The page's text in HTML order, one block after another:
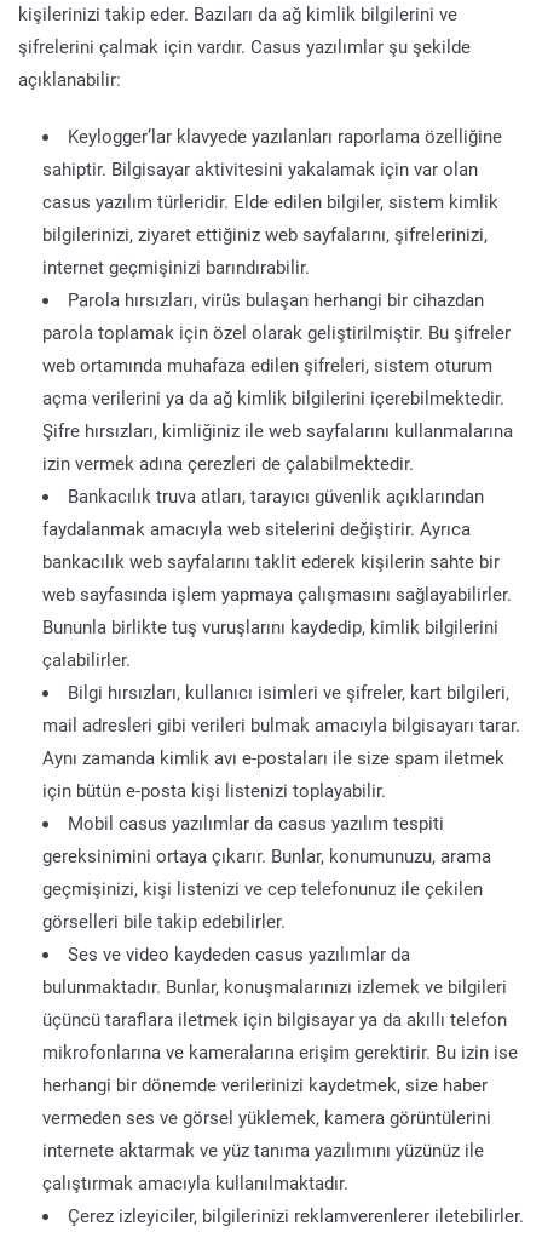
kişilerinizi takip eder. Bazıları da ağ kimlik bilgilerini ve
şifrelerini çalmak için vardır. Casus yazılımlar şu şekilde
açıklanabilir:
Keylogger’lar klavyede yazılanları raporlama özelliğine
sahiptir. Bilgisayar aktivitesini yakalamak için var olan
casus yazılım türleridir. Elde edilen bilgiler, sistem kimlik
bilgilerinizi, ziyaret ettiğiniz web sayfalarını, şifrelerinizi,
internet geçmişinizi barındırabilir.
Parola hırsızları, virüs bulaşan herhangi bir cihazdan
parola toplamak için özel olarak geliştirilmiştir. Bu şifreler
web ortamında muhafaza edilen şifreleri, sistem oturum
açma verilerini ya da ağ kimlik bilgilerini içerebilmektedir.
Şifre hırsızları, kimliğiniz ile web sayfalarını kullanmalarına
izin vermek adına çerezleri de çalabilmektedir.
Bankacılık truva atları, tarayıcı güvenlik açıklarından
faydalanmak amacıyla web sitelerini değiştirir. Ayrıca
bankacılık web sayfalarını taklit ederek kişilerin sahte bir
web sayfasında işlem yapmaya çalışmasını sağlayabilirler.
Bununla birlikte tuş vuruşlarını kaydedip, kimlik bilgilerini
çalabilirler.
Bilgi hırsızları, kullanıcı isimleri ve şifreler, kart bilgileri,
mail adresleri gibi verileri bulmak amacıyla bilgisayarı tarar.
Aynı zamanda kimlik avı e-postaları ile size spam iletmek
için bütün e-posta kişi listenizi toplayabilir.
Mobil casus yazılımlar da casus yazılım tespiti
gereksinimini ortaya çıkarır. Bunlar, konumunuzu, arama
geçmişinizi, kişi listenizi ve cep telefonunuz ile çekilen
görselleri bile takip edebilirler.
Ses ve video kaydeden casus yazılımlar da
bulunmaktadır. Bunlar, konuşmalarınızı izlemek ve bilgileri
üçüncü taraflara iletmek için bilgisayar ya da akıllı telefon
mikrofonlarına ve kameralarına erişim gerektirir. Bu izin ise
herhangi bir dönemde verilerinizi kaydetmek, size haber
vermeden ses ve görsel yüklemek, kamera görüntülerini
internete aktarmak ve yüz tanıma yazılımını yüzünüz ile
çalıştırmak amacıyla kullanılmaktadır.
Çerez izleyiciler, bilgilerinizi reklamverenlerer iletebilirler.